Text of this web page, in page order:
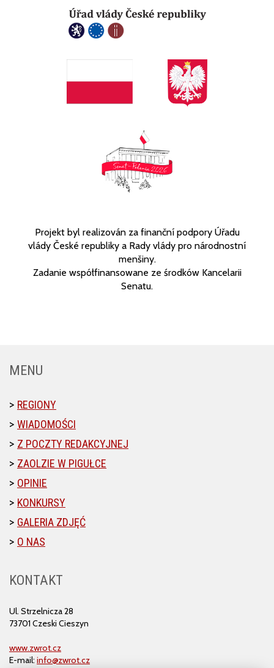
Projekt byl realizován za finanční podpory Úřadu
vlády České republiky a Rady vlády pro národnostní
menšiny.
Zadanie współfinansowane ze środków Kancelarii
Senatu.
MENU
REGIONY
WIADOMOŚCI
Z POCZTY REDAKCYJNEJ
ZAOLZIE W PIGUŁCE
OPINIE
KONKURSY
GALERIA ZDJĘĆ
O NAS
KONTAKT
Ul. Strzelnicza 28
73701 Czeski Cieszyn
www.zwrot.cz
E-mail: info@zwrot.cz